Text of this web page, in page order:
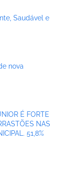
Saudável e
nova
É FORTE
NAS
51,8%